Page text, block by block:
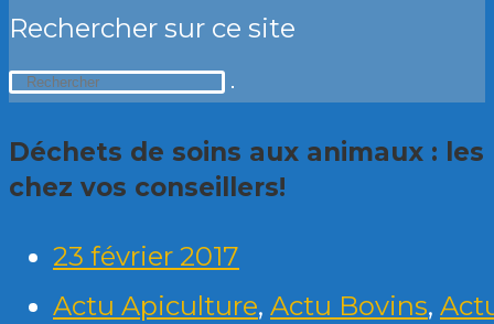
Rechercher sur ce site
Déchets de soins aux animaux :
chez vos conseillers!
23 février 2017
Actu Apiculture, Actu Bovins,